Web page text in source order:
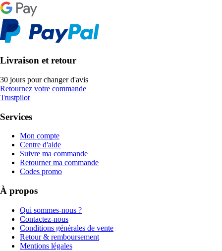
Livraison et retour
30 jours pour changer d'avis
Retournez votre commande
Trustpilot
Services
Mon compte
Centre d'aide
Suivre ma commande
Retourner ma commande
Codes promo
À propos
Qui sommes-nous ?
Contactez-nous
Conditions générales de vente
Retour & remboursement
Mentions légales